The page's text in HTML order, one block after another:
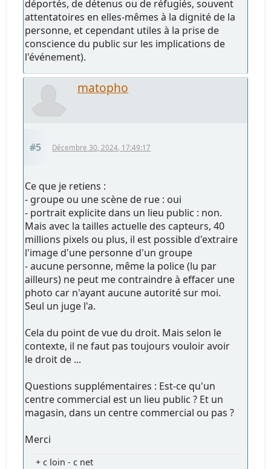
déportés, de détenus ou de réfugiés, souvent
attentatoires en elles-mêmes à la dignité de la
personne, et cependant utiles à la prise de
conscience du public sur les implications de
l'événement).
matopho
#5 Décembre 30, 2024, 17:49:17
Ce que je retiens :
- groupe ou une scène de rue : oui
- portrait explicite dans un lieu public : non.
Mais avec la tailles actuelle des capteurs, 40
millions pixels ou plus, il est possible d'extraire
l'image d'une personne d'un groupe
- aucune personne, même la police (lu par
ailleurs) ne peut me contraindre à effacer une
photo car n'ayant aucune autorité sur moi.
Seul un juge l'a.
Cela du point de vue du droit. Mais selon le
contexte, il ne faut pas toujours vouloir avoir
le droit de ...
Questions supplémentaires : Est-ce qu'un
centre commercial est un lieu public ? Et un
magasin, dans un centre commercial ou pas ?
Merci
+ c loin - c net